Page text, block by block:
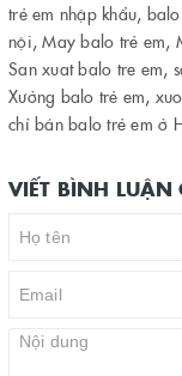
trẻ em nhập khẩu,
nội,May balo trẻ em,
San xuat balo tre em,
Xưởng balo trẻ em,
chỉ bán balo trẻ em ở
VIẾT BÌNH LUẬN